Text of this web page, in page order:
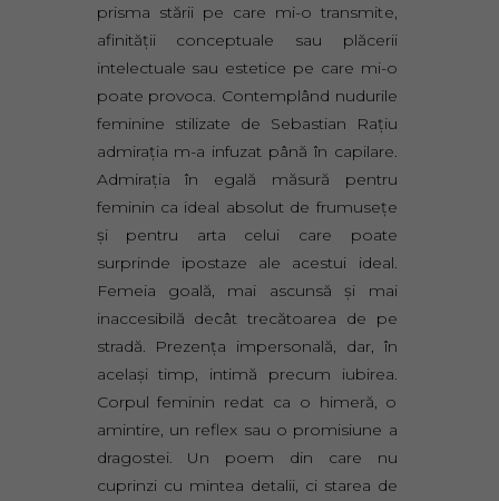
prisma stării pe care mi-o transmite,
afinităţii conceptuale sau plăcerii
intelectuale sau estetice pe care mi-o
poate provoca. Contemplând nudurile
feminine stilizate de Sebastian Raţiu
admiraţia m-a infuzat până în capilare.
Admiraţia în egală măsură pentru
feminin ca ideal absolut de frumuseţe
şi pentru arta celui care poate
surprinde ipostaze ale acestui ideal.
Femeia goală, mai ascunsă şi mai
inaccesibilă decât trecătoarea de pe
stradă. Prezenţa impersonală, dar, în
acelaşi timp, intimă precum iubirea.
Corpul feminin redat ca o himeră, o
amintire, un reflex sau o promisiune a
dragostei. Un poem din care nu
cuprinzi cu mintea detalii, ci starea de